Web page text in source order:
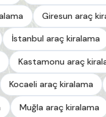
Giresun araç
İstanbul araç kiralama
Kastamonu araç
Kocaeli araç kiralama
Muğla araç kiralama